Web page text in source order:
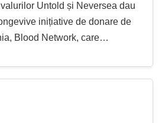
Untold și Neversea dau
inițiative de donare de
Blood Network, care…